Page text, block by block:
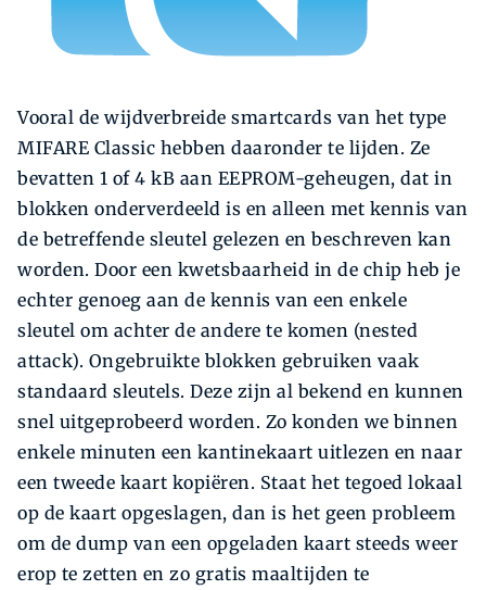
Vooral de wijdverbreide smartcards van het type
MIFARE Classic hebben daaronder te lijden. Ze
bevatten 1 of 4 kB aan EEPROM-geheugen, dat in
blokken onderverdeeld is en alleen met kennis van
de betreffende sleutel gelezen en beschreven kan
worden. Door een kwetsbaarheid in de chip heb je
echter genoeg aan de kennis van een enkele
sleutel om achter de andere te komen (nested
attack). Ongebruikte blokken gebruiken vaak
standaard sleutels. Deze zijn al bekend en kunnen
snel uitgeprobeerd worden. Zo konden we binnen
enkele minuten een kantinekaart uitlezen en naar
een tweede kaart kopiëren. Staat het tegoed lokaal
op de kaart opgeslagen, dan is het geen probleem
om de dump van een opgeladen kaart steeds weer
erop te zetten en zo gratis maaltijden te